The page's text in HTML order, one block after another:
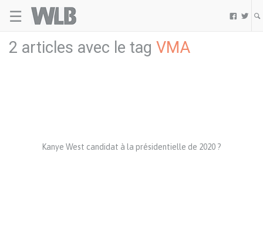
☰  
2 articles avec le tag VMA
Kanye West candidat à la présidentielle de 2020 ?